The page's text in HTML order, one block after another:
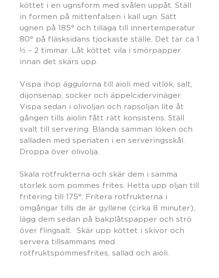
köttet i en ugnsform med svålen uppåt. Ställ
in formen på mittenfalsen i kall ugn. Sätt
ugnen på 185° och tillaga till innertemperatur
80° på fläsksidans tjockaste ställe. Det tar ca 1
½ – 2 timmar. Låt köttet vila i smörpapper
innan det skärs upp.
Vispa ihop äggulorna till aioli med vitlök, salt,
dijonsenap, socker och äppelcidervinäger.
Vispa sedan i olivoljan och rapsoljan lite åt
gången tills aiolin fått rätt konsistens. Ställ
svalt till servering. Blanda samman löken och
salladen med spenaten i en serveringsskål.
Droppa över olivolja.
Skala rotfrukterna och skär dem i samma
storlek som pommes frites. Hetta upp oljan till
fritering till 175°. Fritera rotfrukterna i
omgångar tills de är gyllene (cirka 8 minuter),
lägg dem sedan på bakplåtspapper och strö
över flingsalt. Skär upp köttet i skivor och
servera tillsammans med
rotfruktspommesfrites, sallad och aioli.